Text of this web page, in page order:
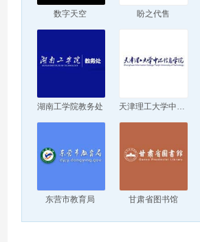
数字天空 盼之代售
湖南工学院教务处 天津理工大学中环信息学院
东营市教育局 甘肃省图书馆